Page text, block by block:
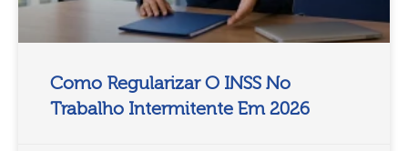
Como Regularizar O INSS No
Trabalho Intermitente Em 2026